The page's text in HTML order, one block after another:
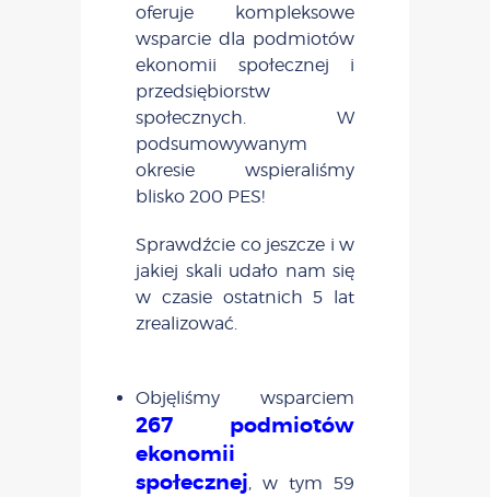
oferuje kompleksowe
wsparcie dla podmiotów
ekonomii społecznej i
przedsiębiorstw
społecznych. W
podsumowywanym
okresie wspieraliśmy
blisko 200 PES!
Sprawdźcie co jeszcze i w
jakiej skali udało nam się
w czasie ostatnich 5 lat
zrealizować.
Objęliśmy wsparciem
267 podmiotów
ekonomii
społecznej, w tym 59